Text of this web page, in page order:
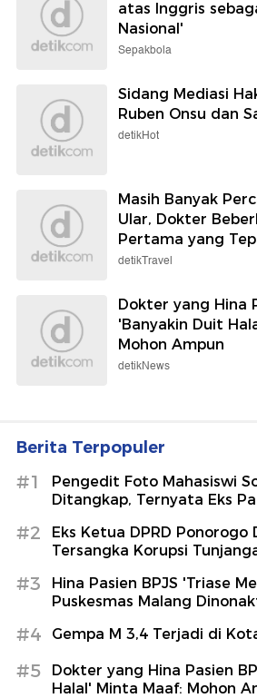
atas Inggris
Nasional'
Sepakbola
Sidang Mediasi
Ruben Onsu dan
detikHot
Masih Banyak
Ular, Dokter
Pertama yang
detikTravel
Dokter yang Hina
'Banyakin Duit
Mohon Ampun
detikNews
Berita Terpopuler
#1
Pengedit Foto Mahasiswi
Ditangkap, Ternyata Eks
#2
Eks Ketua DPRD
Tersangka Korupsi
#3
Hina Pasien BPJS 'Triase
Puskesmas Malang
#4 Gempa M 3,4 Terjadi di
#5
Dokter yang Hina Pasien
Halal' Minta Maaf: Mohon